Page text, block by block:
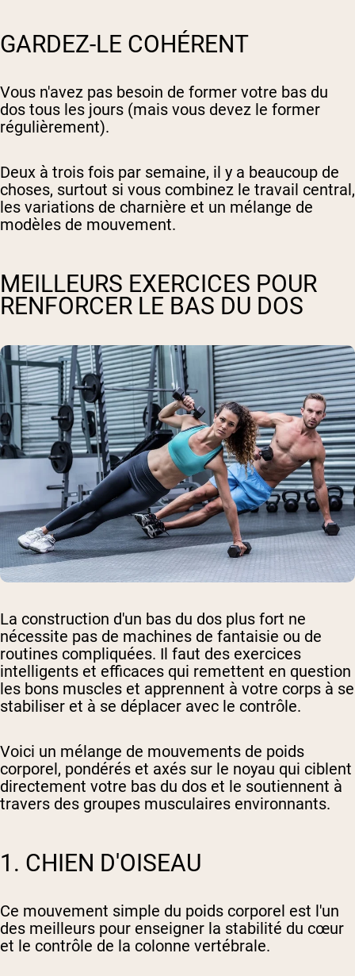
GARDEZ-LE COHÉRENT
Vous n'avez pas besoin de former votre bas du
dos tous les jours (mais vous devez le former
régulièrement).
Deux à trois fois par semaine, il y a beaucoup de
choses, surtout si vous combinez le travail central,
les variations de charnière et un mélange de
modèles de mouvement.
MEILLEURS EXERCICES POUR
RENFORCER LE BAS DU DOS
La construction d'un bas du dos plus fort ne
nécessite pas de machines de fantaisie ou de
routines compliquées. Il faut des exercices
intelligents et efficaces qui remettent en question
les bons muscles et apprennent à votre corps à se
stabiliser et à se déplacer avec le contrôle.
Voici un mélange de mouvements de poids
corporel, pondérés et axés sur le noyau qui ciblent
directement votre bas du dos et le soutiennent à
travers des groupes musculaires environnants.
1. CHIEN D'OISEAU
Ce mouvement simple du poids corporel est l'un
des meilleurs pour enseigner la stabilité du cœur
et le contrôle de la colonne vertébrale.